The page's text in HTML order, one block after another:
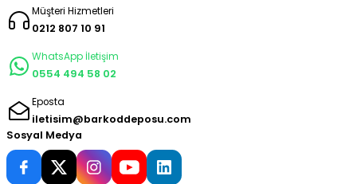
Müşteri Hizmetleri
0212 807 10 91
WhatsApp İletişim
0554 494 58 02
Eposta
iletisim@barkoddeposu.com
Sosyal Medya